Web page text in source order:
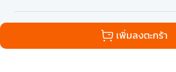
เพิ่มลงตะกร้า
All Rights Reserved | Powered by